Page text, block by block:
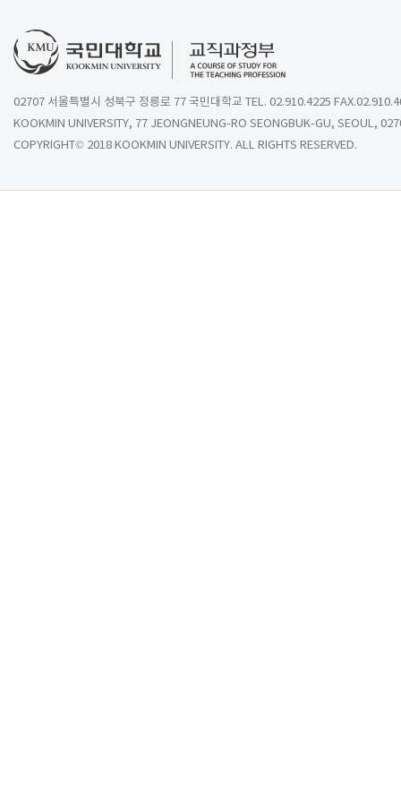
02707 서울특별시 성북구 정릉로 77 국민대학교 TEL. 02.910.4225
KOOKMIN UNIVERSITY, 77 JEONGNEUNG-RO SEONGBUK-GU, SEOUL,
COPYRIGHT© 2018 KOOKMIN UNIVERSITY. ALL RIGHTS RESERVED.